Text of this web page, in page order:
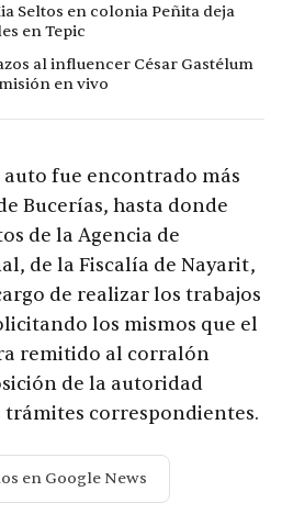
Seltos en colonia Peñita deja
en Tepic
al influencer César Gastélum
en vivo
fue encontrado más
Bucerías, hasta donde
de la Agencia de
de la Fiscalía de Nayarit,
de realizar los trabajos
los mismos que el
remitido al corralón
de la autoridad
correspondientes.
en Google News